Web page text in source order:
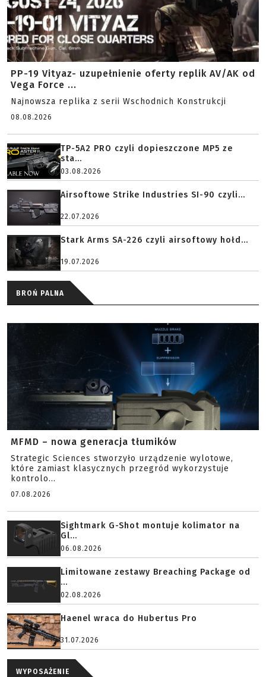
PP-19 Vityaz- uzupełnienie oferty replik AV/AK od
Vega Force ...
Najnowsza replika z serii Wschodnich Konstrukcji
08.08.2026
TP-5A2 PRO czyli dopieszczone MP5 ze
sta...
03.08.2026
Airsoftowe Strike Industries SI-90 czyli...
22.07.2026
Stark Arms SA-226 czyli airsoftowy hołd...
19.07.2026
BROŃ PALNA
MFMD – nowa generacja tłumików
Strategic Sciences stworzyło urządzenie wylotowe,
które zamiast klasycznych przegród wykorzystuje
kontrolo...
07.08.2026
Sightmark G-Shot montuje kolimator na
Gl...
06.08.2026
Limitowane zestawy Breaching Package od
...
02.08.2026
Haenel wraca do Hubertus Pro
31.07.2026
WYPOSAŻENIE